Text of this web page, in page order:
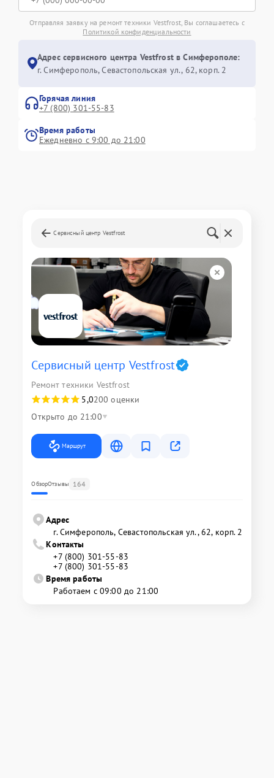
Отправляя заявку на ремонт техники Vestfrost, Вы соглашаетесь с
Политикой конфиденциальности
Адрес сервисного центра Vestfrost в Симферополе:
г. Симферополь, Севастопольская ул., 62, корп. 2
Горячая линия
+7 (800) 301-55-83
Время работы
Ежедневно с 9:00 до 21:00
Сервисный центр Vestfrost
Сервисный центр Vestfrost
Ремонт техники Vestfrost
5,0200 оценки
Открыто до 21:00
Маршрут
ОбзорОтзывы 164
Адрес
г. Симферополь, Севастопольская ул., 62, корп. 2
Контакты
+7 (800) 301-55-83
+7 (800) 301-55-83
Время работы
Работаем с 09:00 до 21:00